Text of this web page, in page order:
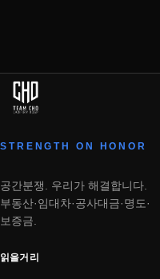
STRENGTH ON HONOR
공간분쟁. 우리가 해결합니다.
부동산·임대차·공사대금·명도·
보증금.
읽을거리